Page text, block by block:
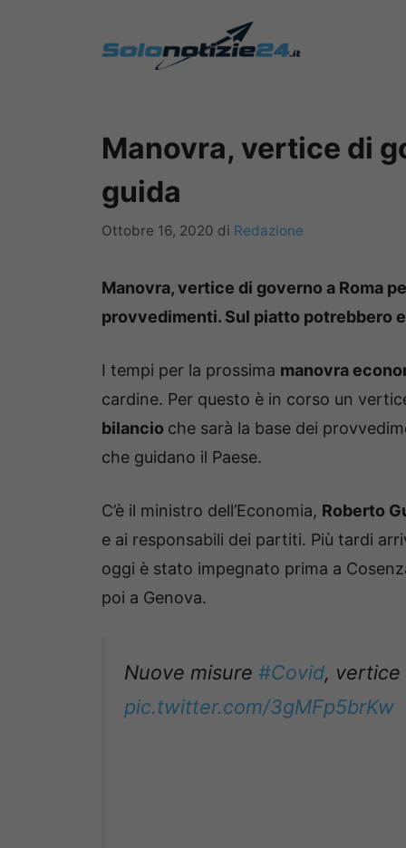
Manovra, vertice di
guida
Ottobre 16, 2020 di Redazione
Manovra, vertice di governo a Roma
provvedimenti. Sul piatto potrebbero
I tempi per la prossima manovra
cardine. Per questo è in corso un
bilancio che sarà la base dei
che guidano il Paese.
C’è il ministro dell’Economia, Roberto
e ai responsabili dei partiti. Più tardi
oggi è stato impegnato prima a
poi a Genova.
Nuove misure #Covid, vertice
pic.twitter.com/3gMFp5brKw